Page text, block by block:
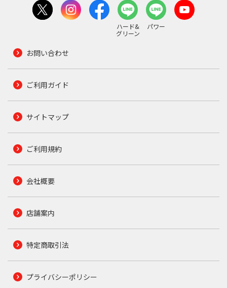
ハード&
グリーン
パワー
お問い合わせ
ご利用ガイド
サイトマップ
ご利用規約
会社概要
店舗案内
特定商取引法
プライバシーポリシー